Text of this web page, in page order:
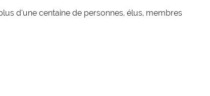
d’une centaine de personnes, élus, membres